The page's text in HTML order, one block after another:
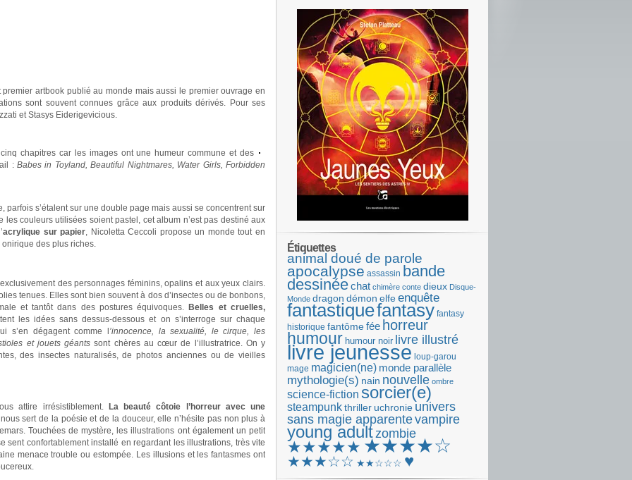
artbook publié au monde mais aussi le premier ouvrage en
sont souvent connues grâce aux produits dérivés. Pour ses
et Stasys Eiderigevicious.
chapitres car les images ont une humeur commune et des
: Babes in Toyland, Beautiful Nightmares, Water Girls, Forbidden
parfois s’étalent sur une double page mais aussi se concentrent sur
couleurs utilisées soient pastel, cet album n’est pas destiné aux
acrylique sur papier, Nicoletta Ceccoli propose un monde tout en
des plus riches.
des personnages féminins, opalins et aux yeux clairs.
tenues. Elles sont bien souvent à dos d’insectes ou de bonbons,
et tantôt dans des postures équivoques. Belles et cruelles,
les idées sans dessus-dessous et on s’interroge sur chaque
s’en dégagent comme l ’innocence, la sexualité, le cirque, les
et jouets géants sont chères au cœur de l’illustratrice. On y
des insectes naturalisés, de photos anciennes ou de vieilles
attire irrésistiblement.
La beauté côtoie l’horreur avec une
sert de la poésie et de la douceur, elle n’hésite pas non plus à
Touchées de mystère, les illustrations ont également un petit
sent confortablement installé en regardant les illustrations, très vite
menace trouble ou estompée. Les illusions et les fantasmes ont
Étiquettes
animal doué de parole
apocalypse assassin bande
dessinéechat chimère conte dieux Disque-
Monde dragon démon elfeenquête
fantastiquefantasy fantasy
historique fantômefée horreur
humour humour noir livre illustré
livre jeunesse loup-garou
mage magicien(ne) monde parallèle
mythologie(s) nain nouvelle ombre
science-fiction sorcier(e)
steampunkthriller uchronie univers
sans magie apparentevampire
young adultzombie
★★★★★ ★★★★☆
★★★☆☆ ★★☆☆☆ ♥